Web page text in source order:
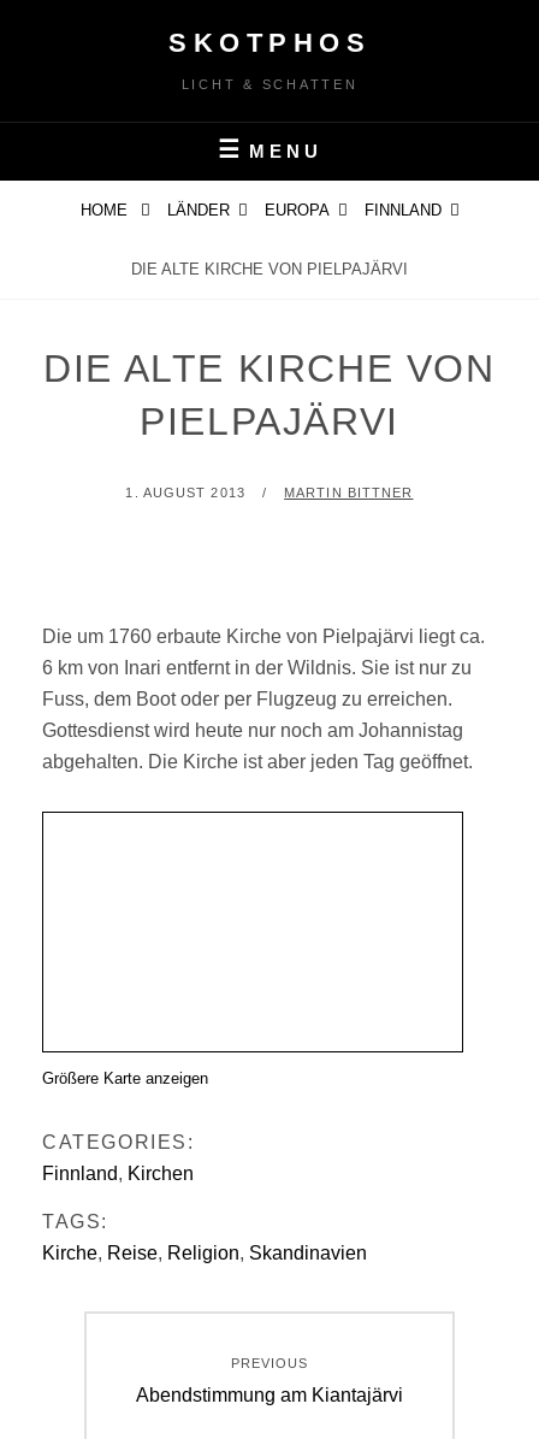
SKOTPHOS
LICHT & SCHATTEN
MENU
HOME LÄNDER EUROPA FINNLAND
DIE ALTE KIRCHE VON PIELPAJÄRVI
DIE ALTE KIRCHE VON
PIELPAJÄRVI
POSTED
1. AUGUST 2013 BY
MARTIN BITTNER
Die um 1760 erbaute Kirche von Pielpajärvi liegt ca.
6 km von Inari entfernt in der Wildnis. Sie ist nur zu
Fuss, dem Boot oder per Flugzeug zu erreichen.
Gottesdienst wird heute nur noch am Johannistag
abgehalten. Die Kirche ist aber jeden Tag geöffnet.
Größere Karte anzeigen
CATEGORIES:
Finnland, Kirchen
TAGS:
Kirche, Reise, Religion, Skandinavien
PREVIOUS
Previous
Abendstimmung am Kiantajärvi